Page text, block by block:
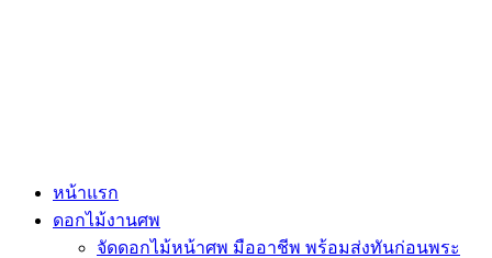
หน้าแรก
ดอกไม้งานศพ
จัดดอกไม้หน้าศพ มืออาชีพ พร้อมส่งทันก่อนพระ